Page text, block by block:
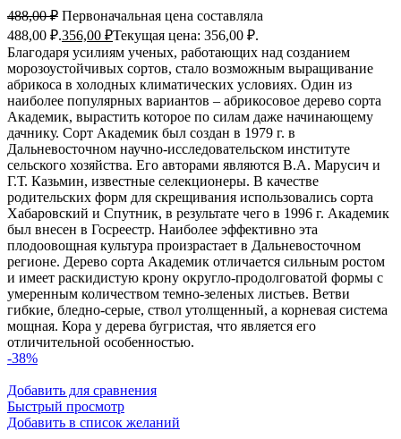
488,00₽ Первоначальная цена составляла
488,00 ₽.356,00 ₽Текущая цена: 356,00 ₽.
Благодаря усилиям ученых, работающих над созданием
морозоустойчивых сортов, стало возможным выращивание
абрикоса в холодных климатических условиях. Один из
наиболее популярных вариантов – абрикосовое дерево сорта
Академик, вырастить которое по силам даже начинающему
дачнику. Сорт Академик был создан в 1979 г. в
Дальневосточном научно-исследовательском институте
сельского хозяйства. Его авторами являются В.А. Марусич и
Г.Т. Казьмин, известные селекционеры. В качестве
родительских форм для скрещивания использовались сорта
Хабаровский и Спутник, в результате чего в 1996 г. Академик
был внесен в Госреестр. Наиболее эффективно эта
плодоовощная культура произрастает в Дальневосточном
регионе. Дерево сорта Академик отличается сильным ростом
и имеет раскидистую крону округло-продолговатой формы с
умеренным количеством темно-зеленых листьев. Ветви
гибкие, бледно-серые, ствол утолщенный, а корневая система
мощная. Кора у дерева бугристая, что является его
отличительной особенностью.
-38%
Добавить для сравнения
Быстрый просмотр
Добавить в список желаний